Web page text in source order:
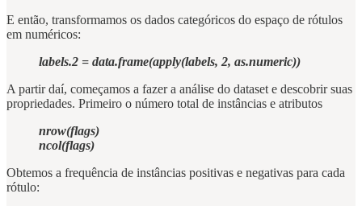
E então, transformamos os dados categóricos do espaço de rótulos
em numéricos:
labels.2 = data.frame(apply(labels, 2, as.numeric))
A partir daí, começamos a fazer a análise do dataset e descobrir suas
propriedades. Primeiro o número total de instâncias e atributos
nrow(flags)
ncol(flags)
Obtemos a frequência de instâncias positivas e negativas para cada
rótulo: